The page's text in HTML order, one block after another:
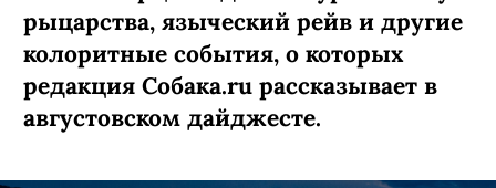
рыцарства, языческий рейв и другие
колоритные события, о которых
редакция Собака.ru рассказывает в
августовском дайджесте.